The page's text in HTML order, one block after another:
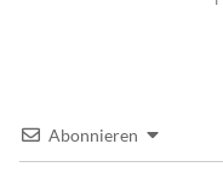
Abonnieren